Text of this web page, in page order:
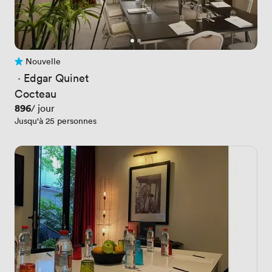
Pas encore d'avis
Nouvelle
· Edgar Quinet
Cocteau
Prix
896/ jour
Jusqu'à 25 personnes